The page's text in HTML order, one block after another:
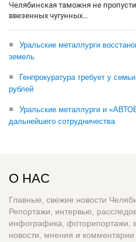
Челябинская таможня не
ввезенных чугунных...
Уральские металлурги
земель
Генпрокуратура требует у
рублей
Уральские металлурги и
дальнейшего сотрудничества
О НАС
Главные, свежие новости
Репортажи, интервью,
инфографика, фоторепортажи,
новости, мнения и